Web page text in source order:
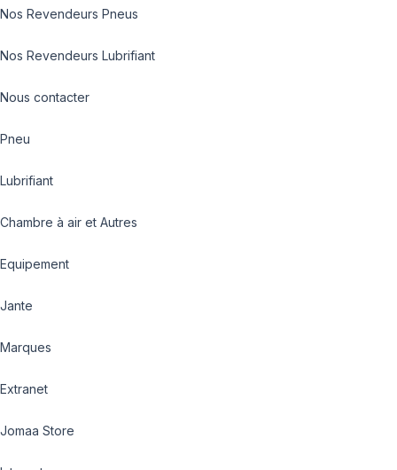
Nos Revendeurs Pneus
Nos Revendeurs Lubrifiant
Nous contacter
Pneu
Lubrifiant
Chambre à air et Autres
Equipement
Jante
Marques
Extranet
Jomaa Store